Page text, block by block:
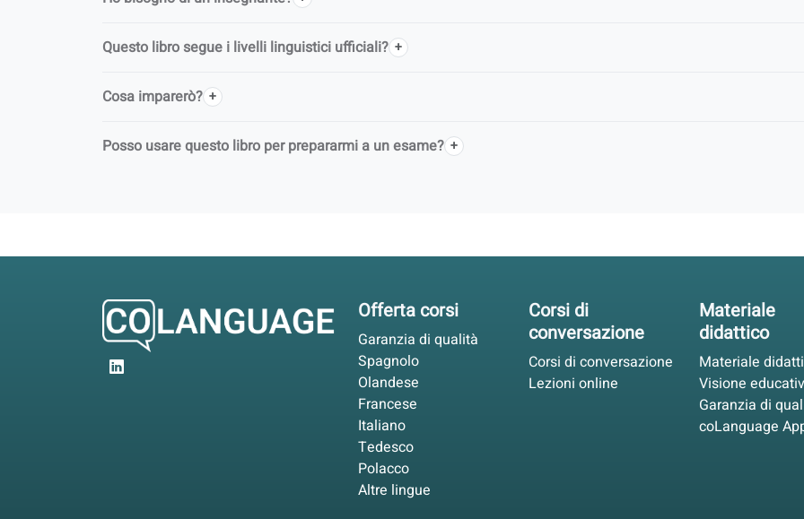
Questo libro segue i livelli linguistici ufficiali?
Cosa imparerò?
Posso usare questo libro per prepararmi a un esame?
Offerta corsi
Garanzia di qualità
Spagnolo
Olandese
Francese
Italiano
Tedesco
Polacco
Altre lingue
Corsi di
conversazione
Corsi di conversazione
Lezioni online
Materiale
didattico
Materiale
Visione
Garanzia di
coLanguage